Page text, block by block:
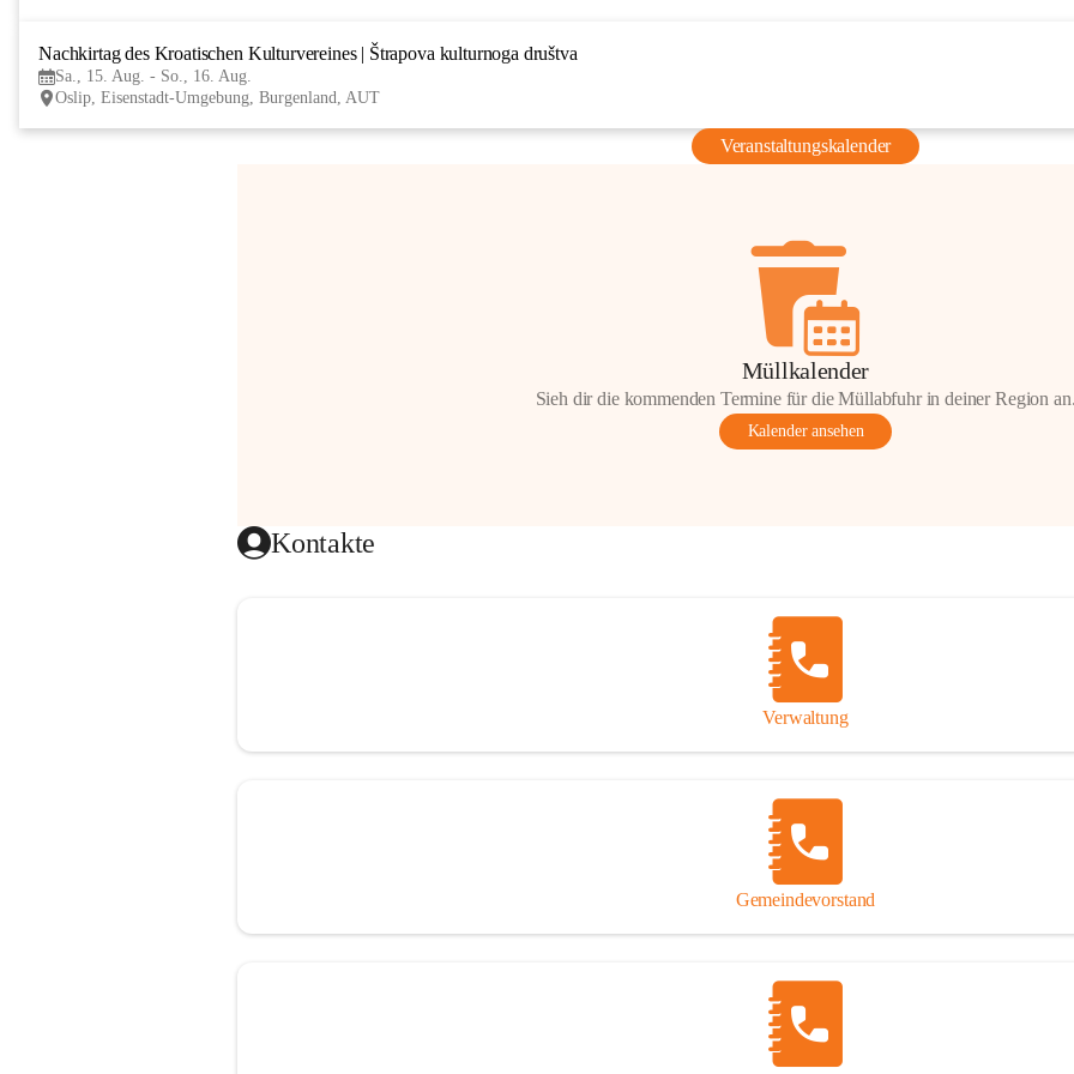
Nachkirtag des Kroatischen Kulturvereines | Štrapova kulturnoga društva
Sa., 15. Aug. - So., 16. Aug.
Oslip, Eisenstadt-Umgebung, Burgenland, AUT
Veranstaltungskalender
Müllkalender
Sieh dir die kommenden Termine für die Müllabfuhr in deiner Region an.
Kalender ansehen
Kontakte
Verwaltung
Gemeindevorstand